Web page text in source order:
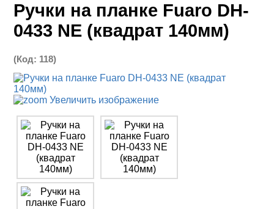
Ручки на планке Fuaro DH-
0433 NE (квадрат 140мм)
(Код: 118)
Увеличить изображение